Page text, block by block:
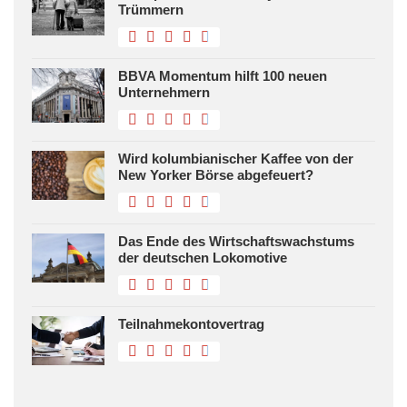
Trümmern
BBVA Momentum hilft 100 neuen
Unternehmern
Wird kolumbianischer Kaffee von der
New Yorker Börse abgefeuert?
Das Ende des Wirtschaftswachstums
der deutschen Lokomotive
Teilnahmekontovertrag